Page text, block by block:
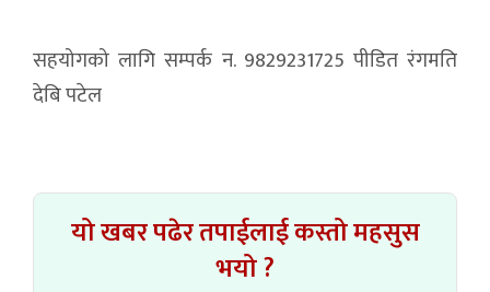
सहयोगको लागि सम्पर्क न. 9829231725 पीडित रंगमति
देबि पटेल
यो खबर पढेर तपाईलाई कस्तो महसुस
भयो ?